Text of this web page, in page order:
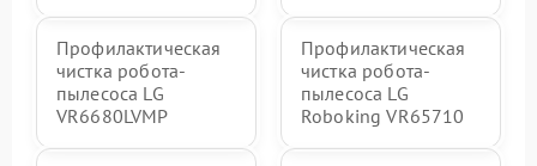
Профилактическая
чистка робота-
пылесоса LG
VR6680LVMP
Профилактическая
чистка робота-
пылесоса LG
Roboking VR65710